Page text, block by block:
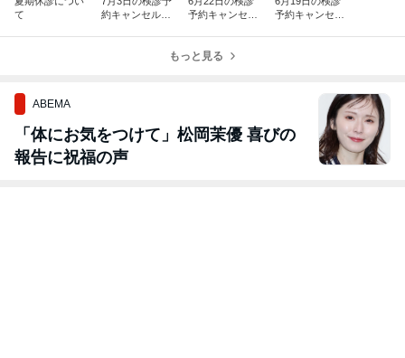
て
約キャンセル等
予約キャンセル
予約キャンセル
もっと見る
ABEMA
「体にお気をつけて」松岡茉優 喜びの
報告に祝福の声